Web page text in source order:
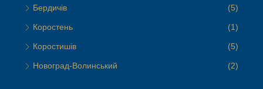
Бердичів (5)
Коростень (1)
Коростишів (5)
Новоград-Волинський (2)